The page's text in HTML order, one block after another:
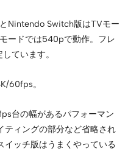
Nintendo Switch版はTVモー
ードでは540pで動作。フレ
ています。
60fps。
台の幅があるパフォーマン
ティングの部分など省略され
イッチ版はうまくやっている